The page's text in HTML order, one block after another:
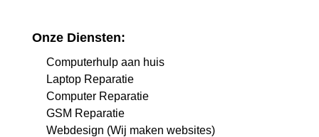
Onze Diensten:
Computerhulp aan huis
Laptop Reparatie
Computer Reparatie
GSM Reparatie
Webdesign (Wij maken websites)